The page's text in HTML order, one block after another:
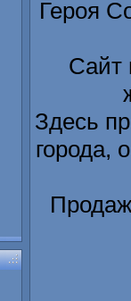
Героя
Сайт
Здесь
города,